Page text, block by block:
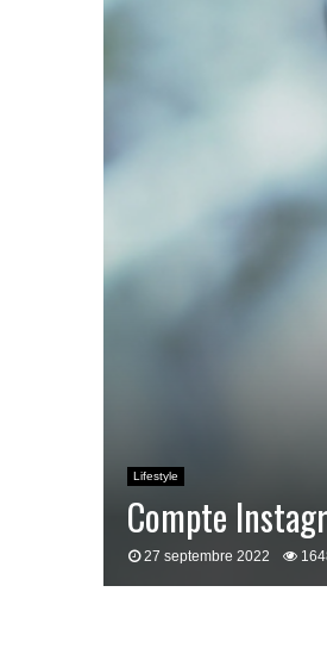
Lifestyle
Compte
27 septembre 2022